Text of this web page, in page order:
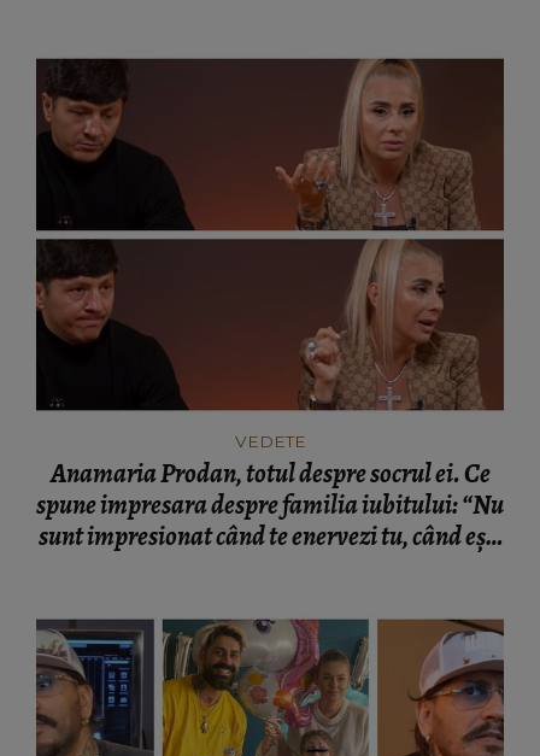
VEDETE
Anamaria Prodan, totul despre socrul ei. Ce
spune impresara despre familia iubitului: “Nu
sunt impresionat când te enervezi tu, când ești